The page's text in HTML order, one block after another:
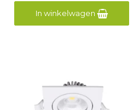
In winkelwagen